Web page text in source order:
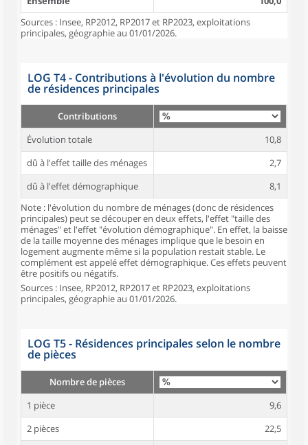
Sources : Insee, RP2012, RP2017 et RP2023, exploitations
principales, géographie au 01/01/2026.
LOG T4 - Contributions à l'évolution du nombre
de résidences principales
Contributions
Évolution totale
10,8
dû à l'effet taille des ménages
2,7
dû à l'effet démographique
8,1
Note : l'évolution du nombre de ménages (donc de résidences
principales) peut se découper en deux effets, l'effet "taille des
ménages" et l'effet "évolution démographique". En effet, la baisse
de la taille moyenne des ménages implique que le besoin en
logement augmente même si la population restait stable. Le
complément est appelé effet démographique. Ces effets peuvent
être positifs ou négatifs.
Sources : Insee, RP2012, RP2017 et RP2023, exploitations
principales, géographie au 01/01/2026.
LOG T5 - Résidences principales selon le nombre
de pièces
Nombre de pièces
1 pièce
9,6
2 pièces
22,5